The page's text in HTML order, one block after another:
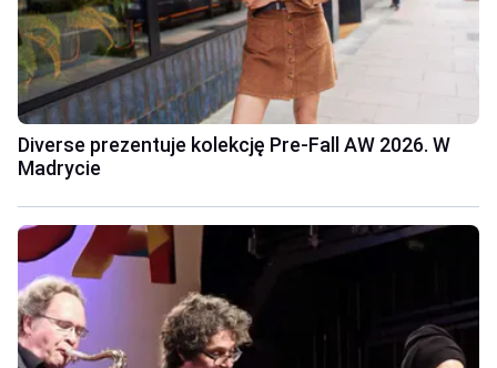
Diverse prezentuje kolekcję Pre-Fall AW 2026. W
Madrycie